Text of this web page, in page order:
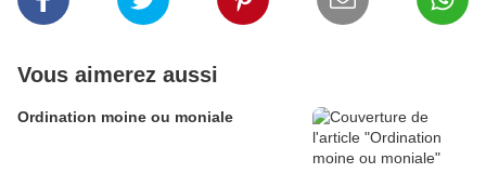
Vous aimerez aussi
Ordination moine ou moniale